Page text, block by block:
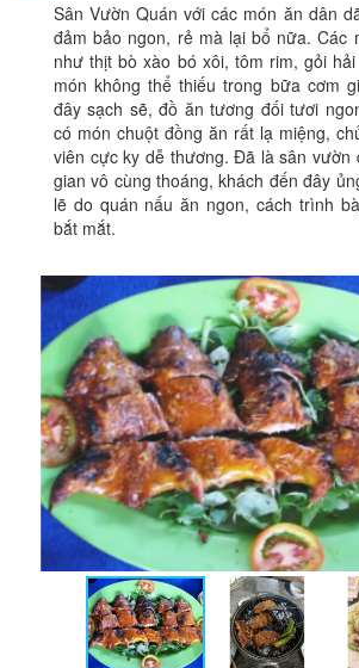
Sân Vườn Quán với các món ăn dân
đảm bảo ngon, rẻ mà lại bổ nữa. Các
như thịt bò xào bó xôi, tôm rim, gỏi
món không thể thiếu trong bữa cơm
đây sạch sẽ, đồ ăn tương đối tươi
có món chuột đồng ăn rất lạ miệng,
viên cực ky dễ thương. Đã là sân vườn
gian vô cùng thoáng, khách đến đây
lẽ do quán nấu ăn ngon, cách trình
bắt mắt.